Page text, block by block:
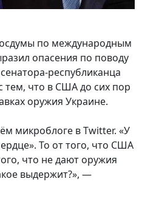
по международным
опасения по поводу
республиканца
тем, что в США до сих пор
оружия Украине.
микроблоге в Twitter. «У
То от того, что США
что не дают оружия
выдержит?», —